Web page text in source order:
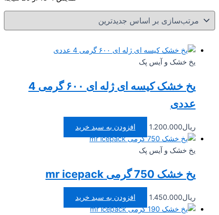
یخ خشک و آیس پک
یخ خشک کیسه ای ژله ای ۶۰۰ گرمی 4
عددی
ریال1.200.000 افزودن به سبد خرید
یخ خشک و آیس پک
یخ خشک 750 گرمی mr icepack
ریال1.450.000 افزودن به سبد خرید